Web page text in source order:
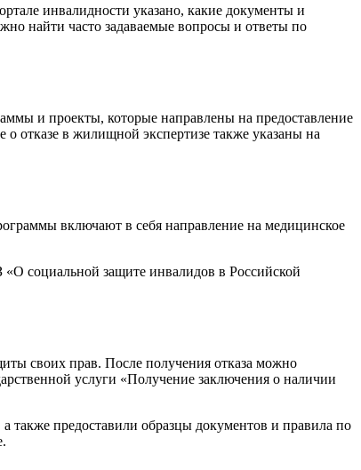
инвалидности указано, какие документы и
найти часто задаваемые вопросы и ответы по
и проекты, которые направлены на предоставление
отказе в жилищной экспертизе также указаны на
включают в себя направление на медицинское
социальной защите инвалидов в Российской
своих прав. После получения отказа можно
услуги «Получение заключения о наличии
предоставили образцы документов и правила по